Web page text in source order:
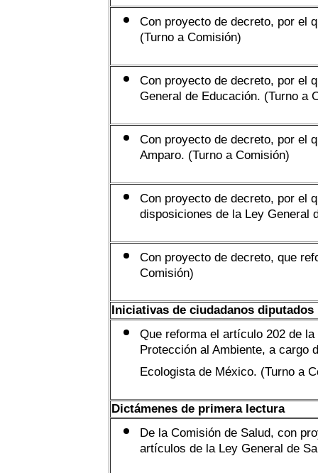
Con proyecto de decreto, por el
(Turno a Comisión)
Con proyecto de decreto, por el
General de Educación. (Turno a
Con proyecto de decreto, por el
Amparo. (Turno a Comisión)
Con proyecto de decreto, por el
disposiciones de la Ley General
Con proyecto de decreto, que
Comisión)
Iniciativas de ciudadanos diputados
Que reforma el artículo 202 de
Protección al Ambiente, a cargo
Ecologista de México. (Turno a
Dictámenes de primera lectura
De la Comisión de Salud, con
artículos de la Ley General de